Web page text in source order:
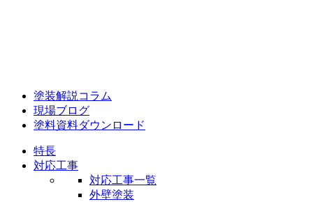
塗装解説コラム
現場ブログ
塗料資料ダウンロード
特長
対応工事
対応工事一覧
外壁塗装